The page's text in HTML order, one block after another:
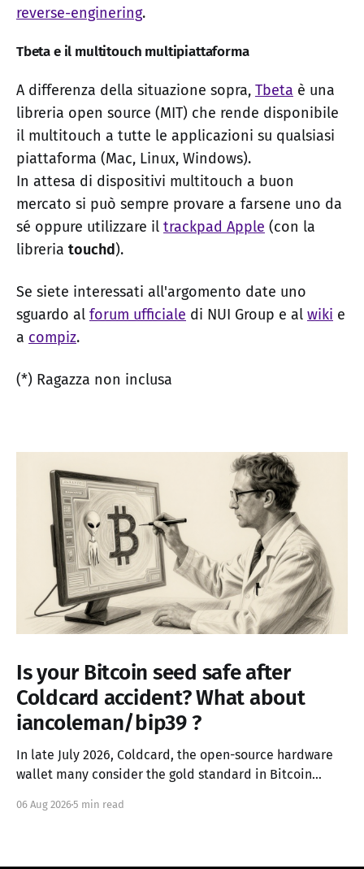
reverse-enginering.
Tbeta e il multitouch multipiattaforma
A differenza della situazione sopra, Tbeta è una
libreria open source (MIT) che rende disponibile
il multitouch a tutte le applicazioni su qualsiasi
piattaforma (Mac, Linux, Windows).
In attesa di dispositivi multitouch a buon
mercato si può sempre provare a farsene uno da
sé oppure utilizzare il trackpad Apple (con la
libreria touchd).
Se siete interessati all'argomento date uno
sguardo al forum ufficiale di NUI Group e al wiki e
a compiz.
(*) Ragazza non inclusa
Is your Bitcoin seed safe after
Coldcard accident? What about
iancoleman/bip39 ?
In late July 2026, Coldcard, the open-source hardware
wallet many consider the gold standard in Bitcoin
integration error from March 2021 had silently replaced
06 Aug 20265 min read